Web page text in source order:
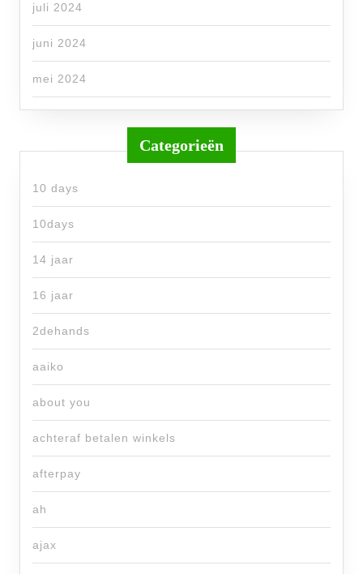
juli 2024
juni 2024
mei 2024
Categorieën
10 days
10days
14 jaar
16 jaar
2dehands
aaiko
about you
achteraf betalen winkels
afterpay
ah
ajax